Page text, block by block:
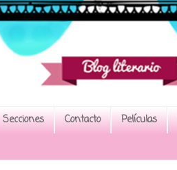
Secciones Contacto Películas